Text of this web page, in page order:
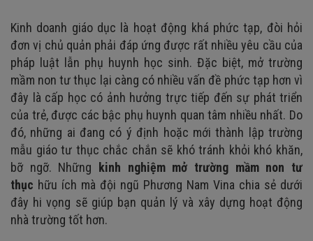
Kinh doanh giáo dục là hoạt động khá phức tạp, đòi hỏi
đơn vị chủ quản phải đáp ứng được rất nhiều yêu cầu của
pháp luật lẫn phụ huynh học sinh. Đặc biệt, mở trường
mầm non tư thục lại càng có nhiều vấn đề phức tạp hơn vì
đây là cấp học có ảnh hưởng trực tiếp đến sự phát triển
của trẻ, được các bậc phụ huynh quan tâm nhiều nhất. Do
đó, những ai đang có ý định hoặc mới thành lập trường
mẫu giáo tư thục chắc chắn sẽ khó tránh khỏi khó khăn,
bỡ ngỡ. Những
kinh nghiệm mở trường mầm non tư
thục hữu ích mà đội ngũ Phương Nam Vina chia sẻ dưới
đây hi vọng sẽ giúp bạn quản lý và xây dựng hoạt động
nhà trường tốt hơn.